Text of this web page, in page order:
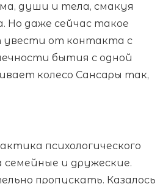
души и тела, смакуя
Но даже сейчас такое
увести от контакта с
бытия с одной
колесо Сансары так,
психологического
семейные и дружеские.
пропускать. Казалось